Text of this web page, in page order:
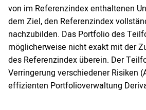
von im Referenzindex enthaltenen
dem Ziel, den Referenzindex
nachzubilden. Das Portfolio des
möglicherweise nicht exakt mit der
des Referenzindex überein. Der
Verringerung verschiedener Risiken
effizienten Portfolioverwaltung